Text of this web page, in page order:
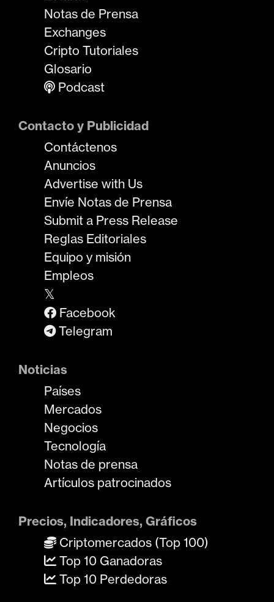
Notas de Prensa
Exchanges
Cripto Tutoriales
Glosario
Podcast
Contacto y Publicidad
Contáctenos
Anuncios
Advertise with Us
Envíe Notas de Prensa
Submit a Press Release
Reglas Editoriales
Equipo y misión
Empleos
𝕏
Facebook
Telegram
Noticias
Países
Mercados
Negocios
Tecnología
Notas de prensa
Artículos patrocinados
Precios, Indicadores, Gráficos
Criptomercados (Top 100)
Top 10 Ganadoras
Top 10 Perdedoras